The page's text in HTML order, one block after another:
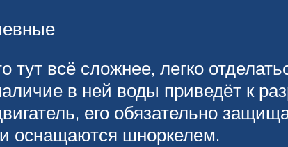
тут всё сложнее, легко
в ней воды приведёт к
его обязательно
оснащаются шноркелем.